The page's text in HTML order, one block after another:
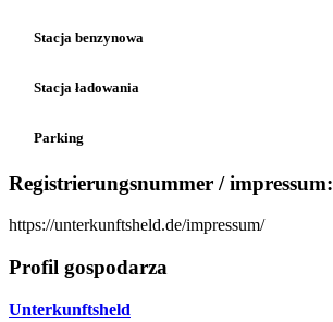
Stacja benzynowa
Stacja ładowania
Parking
Registrierungsnummer / impressum:
https://unterkunftsheld.de/impressum/
Profil gospodarza
Unterkunftsheld